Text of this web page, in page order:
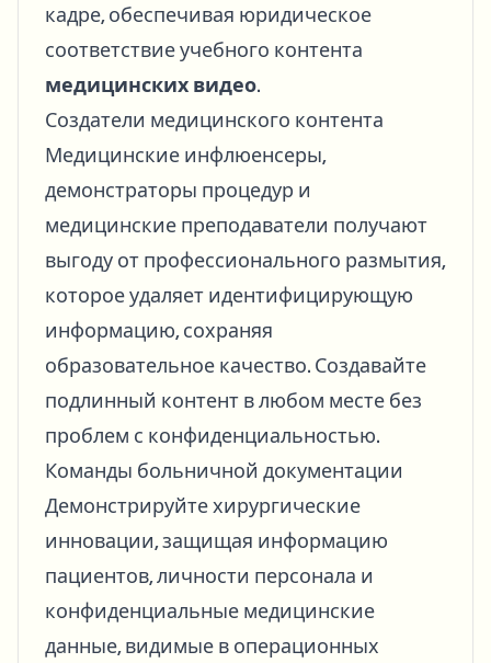
кадре, обеспечивая юридическое
соответствие учебного контента
медицинских видео.
Создатели медицинского контента
Медицинские инфлюенсеры,
демонстраторы процедур и
медицинские преподаватели получают
выгоду от профессионального размытия,
которое удаляет идентифицирующую
информацию, сохраняя
образовательное качество. Создавайте
подлинный контент в любом месте без
проблем с конфиденциальностью.
Команды больничной документации
Демонстрируйте хирургические
инновации, защищая информацию
пациентов, личности персонала и
конфиденциальные медицинские
данные, видимые в операционных